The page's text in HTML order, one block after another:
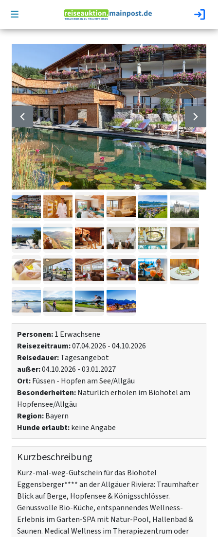
Personen:1 Erwachsene
Reisezeitraum:07.04.2026 - 04.10.2026
Reisedauer:Tagesangebot
außer:04.10.2026 - 03.01.2027
Ort:Füssen - Hopfen am See/Allgäu
Besonderheiten:Natürlich erholen im Biohotel am
Hopfensee/Allgäu
Region:Bayern
Hunde erlaubt:keine Angabe
Kurzbeschreibung
Kurz-mal-weg-Gutschein für das Biohotel
Eggensberger**** an der Allgäuer Riviera: Traumhafter
Blick auf Berge, Hopfensee & Königsschlösser.
Genussvolle Bio-Küche, entspannendes Wellness-
Erlebnis im Garten-SPA mit Natur-Pool, Hallenbad &
Saunen. Medical Wellness im Therapiezentrum oder